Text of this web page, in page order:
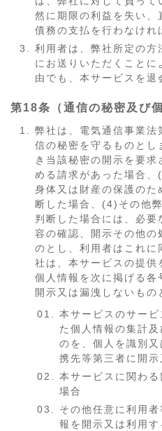
然に期限の利益を失い、
債務の支払を行わなけれ
利用者は、弊社所定の方
にお送りいただくことに
由でも、本サービスを退
第18条（通信の秘密及び
弊社は、電気通信事業法
信の秘密を守るものと
き当該秘密の開示を要
める請求があった場合、
身体又は財産の保護のた
断した場合、(4)その他
判断した場合には、必要
容の確認、開示その他の
のとし、利用者はこれに
社は、本サービスの提供
個人情報を次に掲げる各
開示又は漏洩しないもの
本サービスのサー
た個人情報の集計
のを、個人を識別
携先等第三者に開
本サービスに関わ
場合
その他任意に利用
報を開示又は利用す